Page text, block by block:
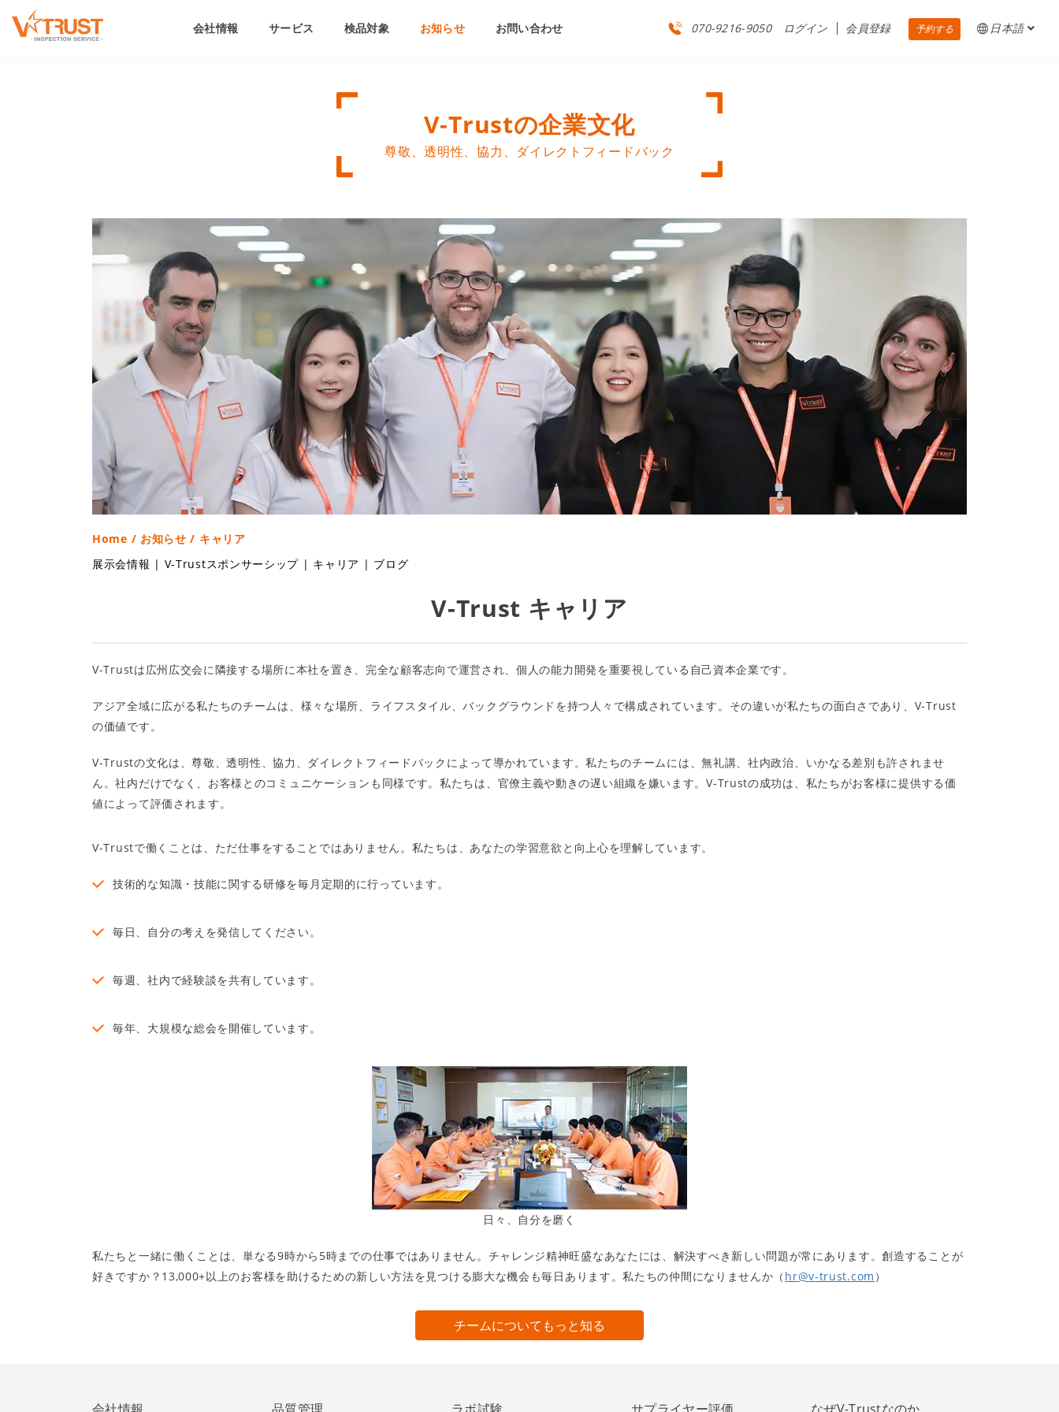
会社情報 サービス 検品対象 お知らせ お問い合わせ 070-9216-9050 ログイン 会員登録 予約する 日本語
V-Trustの企業文化
尊敬、透明性、協力、ダイレクトフィードバック
Home / お知らせ / キャリア
展示会情報 | V-Trustスポンサーシップ | キャリア | ブログ
V-Trust キャリア
V-Trustは広州広交会に隣接する場所に本社を置き、完全な顧客志向で運営され、個人の能力開発を重要視している自己資本企業です。
アジア全域に広がる私たちのチームは、様々な場所、ライフスタイル、バックグラウンドを持つ人々で構成されています。その違いが私たちの面白さであり、V-Trust
の価値です。
V-Trustの文化は、尊敬、透明性、協力、ダイレクトフィードバックによって導かれています。私たちのチームには、無礼講、社内政治、いかなる差別も許されませ
ん。社内だけでなく、お客様とのコミュニケーションも同様です。私たちは、官僚主義や動きの遅い組織を嫌います。V-Trustの成功は、私たちがお客様に提供する価
値によって評価されます。
V-Trustで働くことは、ただ仕事をすることではありません。私たちは、あなたの学習意欲と向上心を理解しています。
技術的な知識・技能に関する研修を毎月定期的に行っています。
毎日、自分の考えを発信してください。
毎週、社内で経験談を共有しています。
毎年、大規模な総会を開催しています。
日々、自分を磨く
私たちと一緒に働くことは、単なる9時から5時までの仕事ではありません。チャレンジ精神旺盛なあなたには、解決すべき新しい問題が常にあります。創造することが
好きですか？13,000+以上のお客様を助けるための新しい方法を見つける膨大な機会も毎日あります。私たちの仲間になりませんか（ hr@v-trust.com ）
チームについてもっと知る